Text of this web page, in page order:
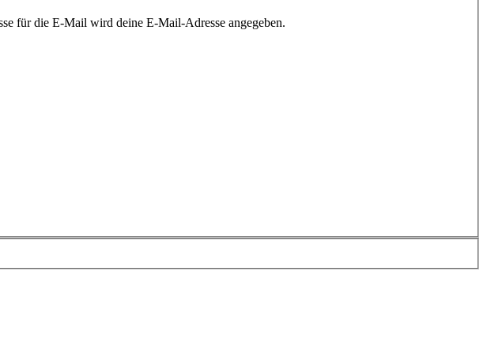
für die E-Mail wird deine E-Mail-Adresse angegeben.